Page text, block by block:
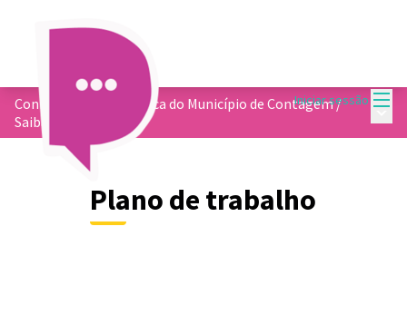
Iniciar sessão
Conformidade Climática do Município de Contagem/
Saiba mais
Plano de trabalho